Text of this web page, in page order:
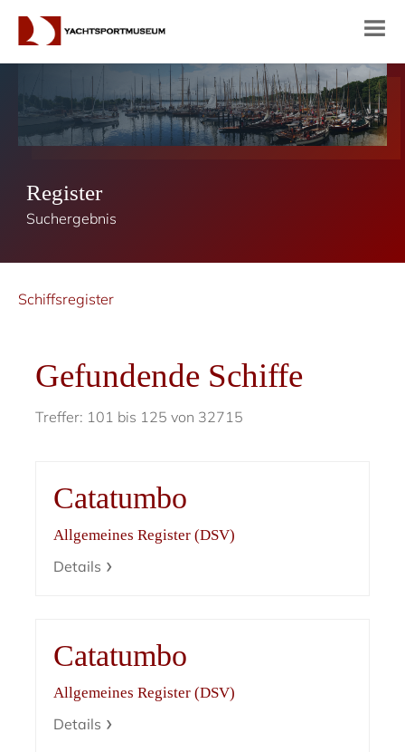
Register
Suchergebnis
Schiffsregister
Gefundende Schiffe
Treffer: 101 bis 125 von 32715
Catatumbo
Allgemeines Register (DSV)
Details
Catatumbo
Allgemeines Register (DSV)
Details